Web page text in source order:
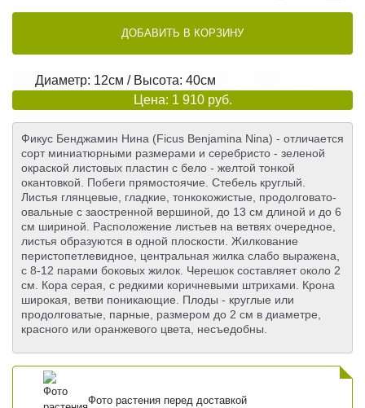
ДОБАВИТЬ В КОРЗИНУ
Диаметр: 12см / Высота: 40см
Цена: 1 910 руб.
Фикус Бенджамин Нина (Ficus Benjamina Nina) - отличается
сорт миниатюрными размерами и серебристо - зеленой
окраской листовых пластин с бело - желтой тонкой
окантовкой. Побеги прямостоячие. Стебель круглый.
Листья глянцевые, гладкие, тонкокожистые, продолговато-
овальные с заостренной вершиной, до 13 см длиной и до 6
см шириной. Расположение листьев на ветвях очередное,
листья образуются в одной плоскости. Жилкование
перистопетлевидное, центральная жилка слабо выражена,
с 8-12 парами боковых жилок. Черешок составляет около 2
см. Кора серая, с редкими коричневыми штрихами. Крона
широкая, ветви поникающие. Плоды - круглые или
продолговатые, парные, размером до 2 см в диаметре,
красного или оранжевого цвета, несъедобны.
Фото растения перед доставкой